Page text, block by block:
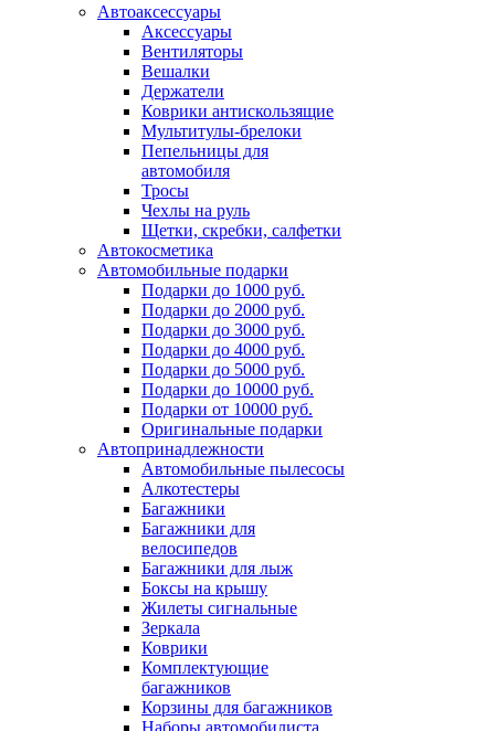
Автоаксессуары
Аксессуары
Вентиляторы
Вешалки
Держатели
Коврики антискользящие
Мультитулы-брелоки
Пепельницы для
автомобиля
Тросы
Чехлы на руль
Щетки, скребки, салфетки
Автокосметика
Автомобильные подарки
Подарки до 1000 руб.
Подарки до 2000 руб.
Подарки до 3000 руб.
Подарки до 4000 руб.
Подарки до 5000 руб.
Подарки до 10000 руб.
Подарки от 10000 руб.
Оригинальные подарки
Автопринадлежности
Автомобильные пылесосы
Алкотестеры
Багажники
Багажники для
велосипедов
Багажники для лыж
Боксы на крышу
Жилеты сигнальные
Зеркала
Коврики
Комплектующие
багажников
Корзины для багажников
Наборы автомобилиста